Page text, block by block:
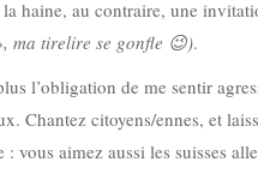
au contraire, une
ma tirelire se gonfle 😉).
l’obligation de me sentir
Chantez citoyens/ennes, et
vous aimez aussi les suisses